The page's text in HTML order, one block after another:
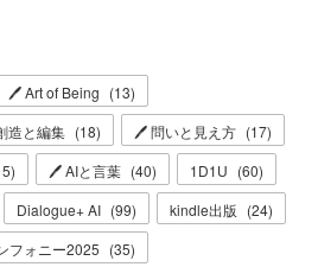
🖊 Art of Being (13)
造と編集 (18) 🖊 問いと見え方 (17)
) 🖊 AIと言葉 (40) 1D1U (60)
Dialogue+ AI (99) kindle出版 (24)
フォニー2025 (35)